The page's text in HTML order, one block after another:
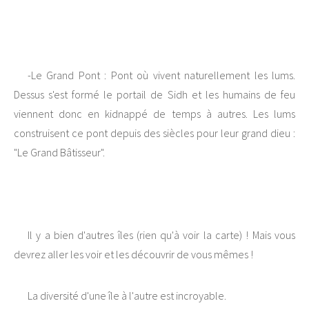
-Le Grand Pont : Pont où vivent naturellement les lums.
Dessus s'est formé le portail de Sidh et les humains de feu
viennent donc en kidnappé de temps à autres. Les lums
construisent ce pont depuis des siècles pour leur grand dieu :
"Le Grand Bâtisseur".
Il y a bien d'autres îles (rien qu'à voir la carte) ! Mais vous
devrez aller les voir et les découvrir de vous mêmes !
La diversité d'une île à l'autre est incroyable.